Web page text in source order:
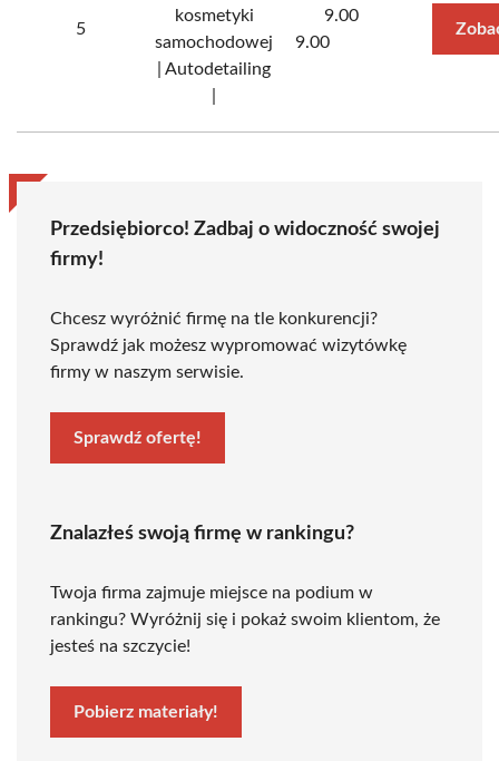
5
kosmetyki
samochodowej
| Autodetailing
9.00
9.00
Przedsiębiorco! Zadbaj o widoczność swojej
firmy!
Chcesz wyróżnić firmę na tle konkurencji?
Sprawdź jak możesz wypromować wizytówkę
firmy w naszym serwisie.
Sprawdź ofertę!
Znalazłeś swoją firmę w rankingu?
Twoja firma zajmuje miejsce na podium w
rankingu? Wyróżnij się i pokaż swoim klientom, że
jesteś na szczycie!
Pobierz materiały!